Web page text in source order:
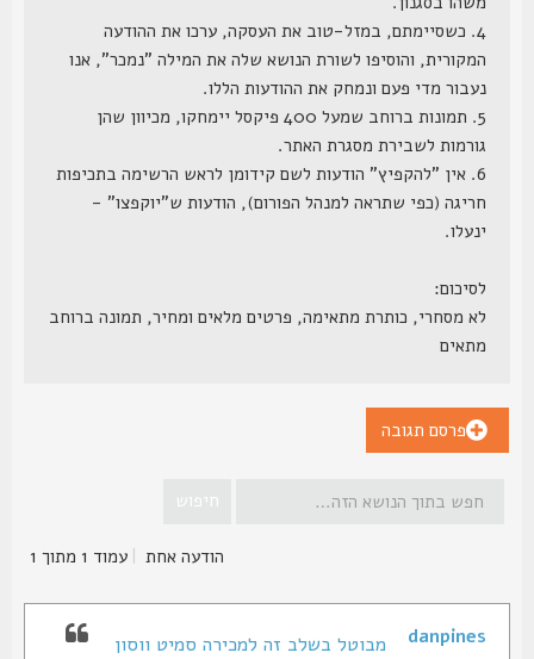
4. כשסיימתם, במזל-טוב את העסקה, ערכו את ההודעה
המקורית, והוסיפו לשורת הנושא שלה את המילה "נמכר", אנו
נעבור מדי פעם ונמחק את ההודעות הללו.
5. תמונות ברוחב שמעל 400 פיקסל יימחקו, מכיוון שהן
גורמות לשבירת מסגרת האתר.
6. אין "להקפיץ" הודעות לשם קידומן לראש הרשימה בתכיפות
חריגה (כפי שתראה למנהל הפורום), הודעות ש"יוקפצו" -
ינעלו.
לסיכום:
לא מסחרי, כותרת מתאימה, פרטים מלאים ומחיר, תמונה ברוחב
מתאים
פרסם תגובה
הודעה אחת |עמוד1מתוך1
מבוטל בשלב זה למכירה סמיט ווסון
danpines